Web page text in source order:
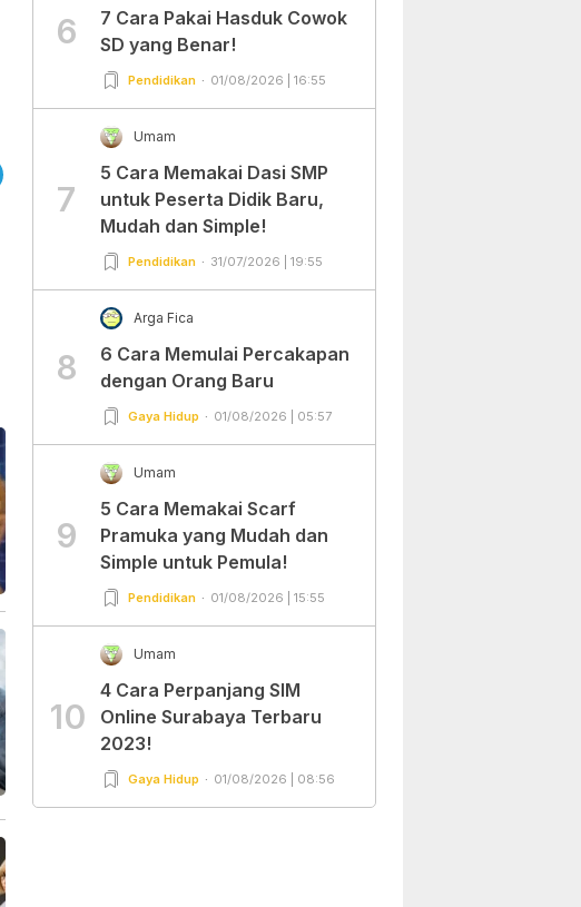
6
7 Cara Pakai Hasduk Cowok
SD yang Benar!
Pendidikan 01/08/2026 | 16:55
7
Umam
5 Cara Memakai Dasi SMP
untuk Peserta Didik Baru,
Mudah dan Simple!
Pendidikan 31/07/2026 | 19:55
8
Arga Fica
6 Cara Memulai Percakapan
dengan Orang Baru
Gaya Hidup 01/08/2026 | 05:57
9
Umam
5 Cara Memakai Scarf
Pramuka yang Mudah dan
Simple untuk Pemula!
Pendidikan 01/08/2026 | 15:55
10
Umam
4 Cara Perpanjang SIM
Online Surabaya Terbaru
2023!
Gaya Hidup 01/08/2026 | 08:56